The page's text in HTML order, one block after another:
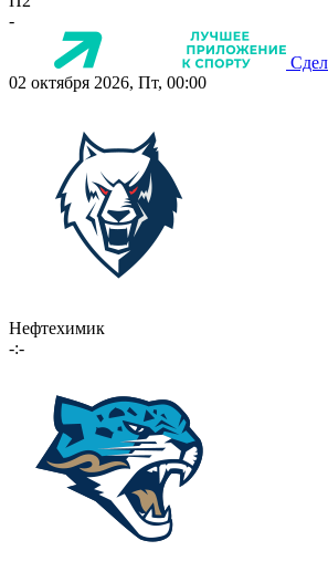
-
02 октября 2026, Пт, 00:00
Нефтехимик
-:-